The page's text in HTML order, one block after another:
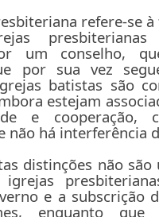
refere-se
presbiterianas
um conselho,
por sua vez
batistas são
estejam
e cooperação,
não há interferência
distinções não
e a subscrição
enquanto